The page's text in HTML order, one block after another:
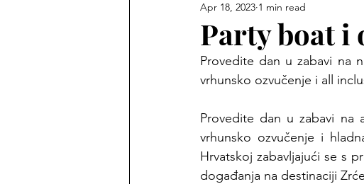
PUTOVANJA ZABAVA
Party boat i
Apr 18, 2023 1 min read
Provedite dan u zabavi na
vrhunsko ozvučenje i all
Provedite dan u zabavi na
vrhunsko ozvučenje i
Hrvatskoj zabavljajući se s
događanja na destinaciji